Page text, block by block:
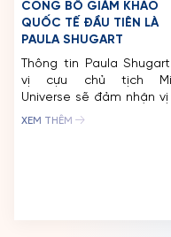
CÔNG BỐ GIÁM KHẢO
QUỐC TẾ ĐẦU TIÊN LÀ
PAULA SHUGART
Thông tin Paula
vị cựu chủ tịch
Universe sẽ đảm nhận vị
giám khảo tại Thế vận
XEM THÊM